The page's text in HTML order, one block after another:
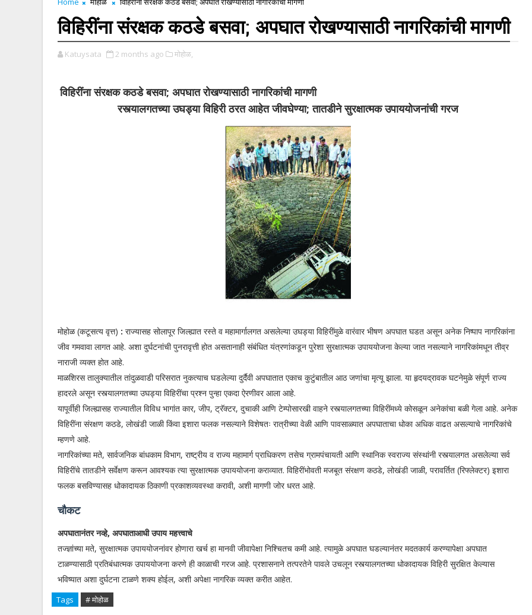
विहिरींना संरक्षक कठडे बसवा; अपघात रोखण्यासाठी नागरिकांची मागणी
Katuysata 2 months ago मोहोळ,
विहिरींना संरक्षक कठडे बसवा; अपघात रोखण्यासाठी नागरिकांची मागणी
रस्त्यालगतच्या उघड्या विहिरी ठरत आहेत जीवघेण्या; तातडीने सुरक्षात्मक उपाययोजनांची गरज
मोहोळ (कटूसत्य वृत्त) : राज्यासह सोलापूर जिल्ह्यात रस्ते व महामार्गालगत असलेल्या उघड्या विहिरींमुळे वारंवार भीषण अपघात घडत असून अनेक निष्पाप नागरिकांना
जीव गमवावा लागत आहे. अशा दुर्घटनांची पुनरावृत्ती होत असतानाही संबंधित यंत्रणांकडून पुरेशा सुरक्षात्मक उपाययोजना केल्या जात नसल्याने नागरिकांमधून तीव्र
नाराजी व्यक्त होत आहे.
माळशिरस तालुक्यातील तांदुळवाडी परिसरात नुकत्याच घडलेल्या दुर्दैवी अपघातात एकाच कुटुंबातील आठ जणांचा मृत्यू झाला. या हृदयद्रावक घटनेमुळे संपूर्ण राज्य
हादरले असून रस्त्यालगतच्या उघड्या विहिरींचा प्रश्न पुन्हा एकदा ऐरणीवर आला आहे.
यापूर्वीही जिल्ह्यासह राज्यातील विविध भागांत कार, जीप, ट्रॅक्टर, दुचाकी आणि टेम्पोसारखी वाहने रस्त्यालगतच्या विहिरींमध्ये कोसळून अनेकांचा बळी गेला आहे. अनेक
विहिरींना संरक्षण कठडे, लोखंडी जाळी किंवा इशारा फलक नसल्याने विशेषतः रात्रीच्या वेळी आणि पावसाळ्यात अपघाताचा धोका अधिक वाढत असल्याचे नागरिकांचे
म्हणणे आहे.
नागरिकांच्या मते, सार्वजनिक बांधकाम विभाग, राष्ट्रीय व राज्य महामार्ग प्राधिकरण तसेच ग्रामपंचायती आणि स्थानिक स्वराज्य संस्थांनी रस्त्यालगत असलेल्या सर्व
विहिरींचे तातडीने सर्वेक्षण करून आवश्यक त्या सुरक्षात्मक उपाययोजना कराव्यात. विहिरींभोवती मजबूत संरक्षण कठडे, लोखंडी जाळी, परावर्तित (रिफ्लेक्टर) इशारा
फलक बसविण्यासह धोकादायक ठिकाणी प्रकाशव्यवस्था करावी, अशी मागणी जोर धरत आहे.
चौकट
अपघातानंतर नव्हे, अपघाताआधी उपाय महत्त्वाचे
तज्ज्ञांच्या मते, सुरक्षात्मक उपाययोजनांवर होणारा खर्च हा मानवी जीवापेक्षा निश्चितच कमी आहे. त्यामुळे अपघात घडल्यानंतर मदतकार्य करण्यापेक्षा अपघात
टाळण्यासाठी प्रतिबंधात्मक उपाययोजना करणे ही काळाची गरज आहे. प्रशासनाने तत्परतेने पावले उचलून रस्त्यालगतच्या धोकादायक विहिरी सुरक्षित केल्यास
भविष्यात अशा दुर्घटना टाळणे शक्य होईल, अशी अपेक्षा नागरिक व्यक्त करीत आहेत.
Tags # मोहोळ